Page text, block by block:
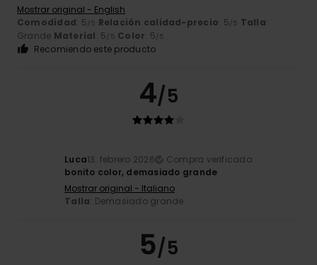
Mostrar original - English
Comodidad: 5/5 Relación calidad-precio: 5/5 Talla:
Grande Material: 5/5 Color: 5/5
Recomiendo este producto
4/5
Luca13. febrero 2026
Compra verificada
bonito color, demasiado grande
Mostrar original - Italiano
Talla: Demasiado grande
5/5